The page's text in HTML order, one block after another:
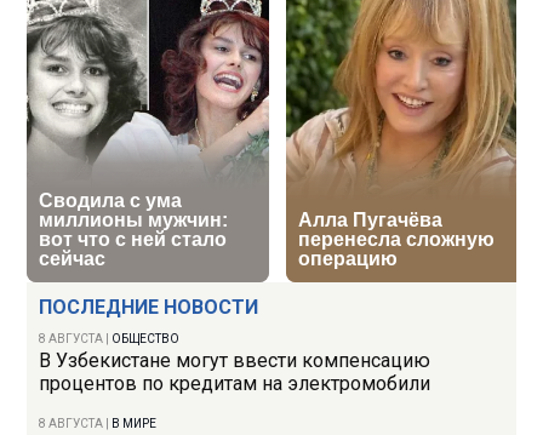
ПОСЛЕДНИЕ НОВОСТИ
8 АВГУСТА ОБЩЕСТВО
В Узбекистане могут ввести компенсацию
процентов по кредитам на электромобили
8 АВГУСТА В МИРЕ